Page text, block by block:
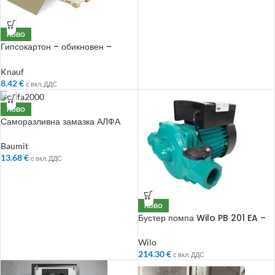
НОВО
Гипсокартон – обикновен –
Knauf
8.42€ с вкл. ДДС
НОВО
Саморазливна замазка АЛФА
Baumit
13.68€ с вкл. ДДС
НОВО
Бустер помпа Wilo PB 201 EA –
налягане
Wilo
214.30€ с вкл. ДДС